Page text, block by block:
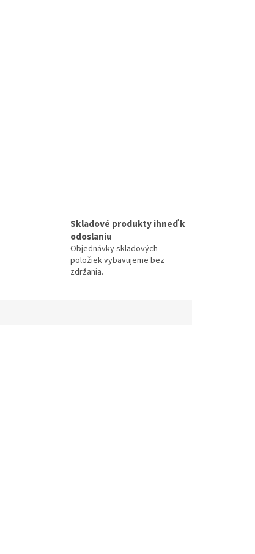
Skladové produkty ihneď k
odoslaniu
Objednávky skladových
položiek vybavujeme bez
zdržania.